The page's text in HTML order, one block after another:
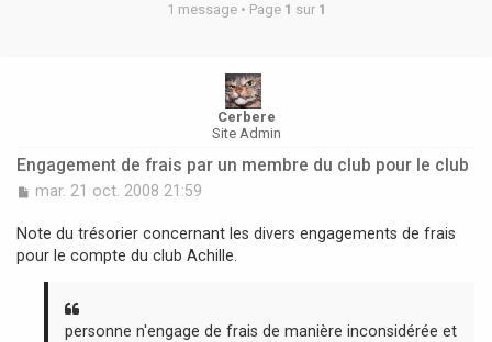
1 message • Page 1 sur 1
Cerbere
Site Admin
Engagement de frais par un membre du club pour le club
M
s
a
mar. 21 oct. 2008 21:59
Note du trésorier concernant les divers engagements de frais
pour le compte du club Achille.
personne n'engage de frais de manière inconsidérée et